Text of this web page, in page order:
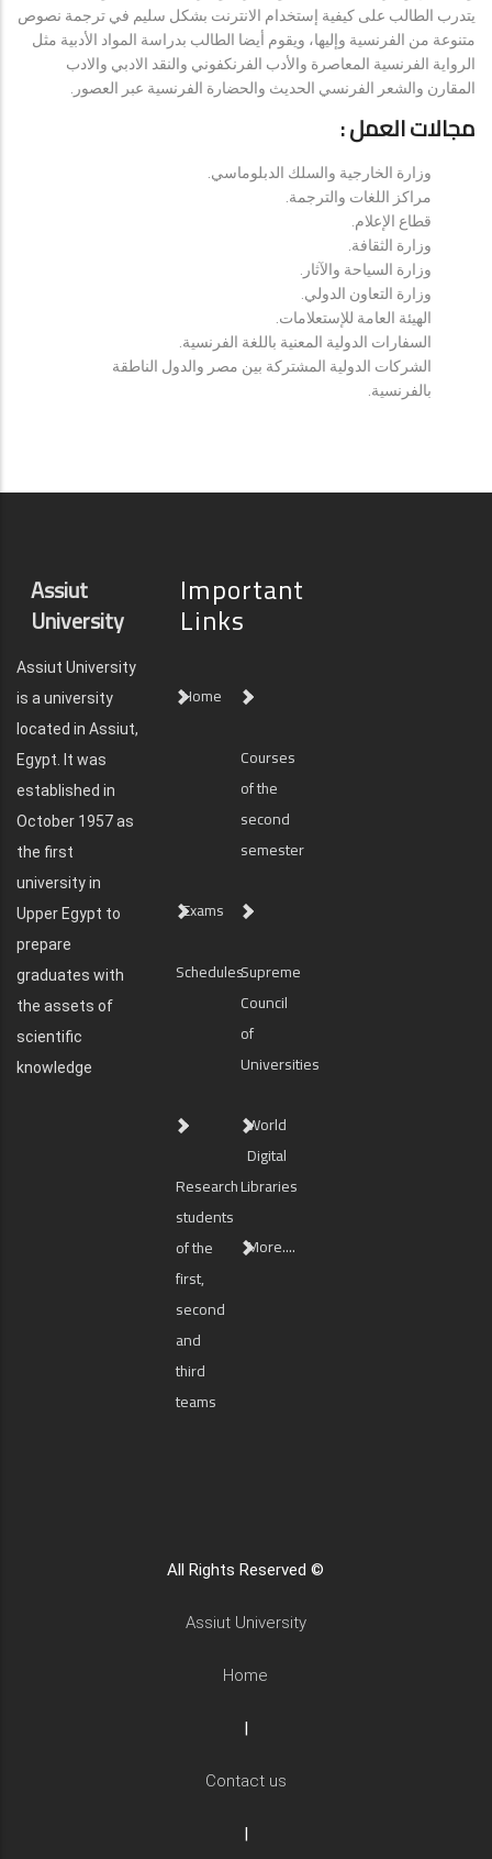
يتدرب الطالب على كيفية إستخدام الانترنت بشكل سليم في ترجمة نصوص
متنوعة من الفرنسية وإليها، ويقوم أيضا الطالب بدراسة المواد الأدبية مثل
الرواية الفرنسية المعاصرة والأدب الفرنكفوني والنقد الادبي والادب
المقارن والشعر الفرنسي الحديث والحضارة الفرنسية عبر العصور.
مجالات العمل :
وزارة الخارجية والسلك الدبلوماسي.
مراكز اللغات والترجمة.
قطاع الإعلام.
وزارة الثقافة.
وزارة السياحة والآثار.
وزارة التعاون الدولي.
الهيئة العامة للإستعلامات.
السفارات الدولية المعنية باللغة الفرنسية.
الشركات الدولية المشتركة بين مصر والدول الناطقة
بالفرنسية.
Assiut
University
Assiut University
is a university
located in Assiut,
Egypt. It was
established in
October 1957 as
the first
university in
Upper Egypt to
prepare
graduates with
the assets of
scientific
knowledge
Important
Links
Home
Courses
of the
second
semester
Exams
SchedulesSupreme
Council
of
Universities
Research
students
of the
first,
second
and
third
teams
World
Digital
Libraries
More....
All Rights Reserved ©
Assiut University
Home
|
Contact us
|